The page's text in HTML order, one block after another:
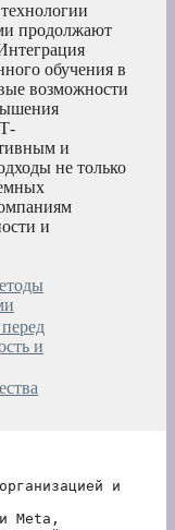
продолжают
обучения в
возможности
и
не только
и
и
и
Meta,